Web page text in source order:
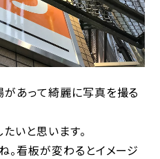
あって綺麗に写真を撮る
いと思います。
。看板が変わるとイメージ